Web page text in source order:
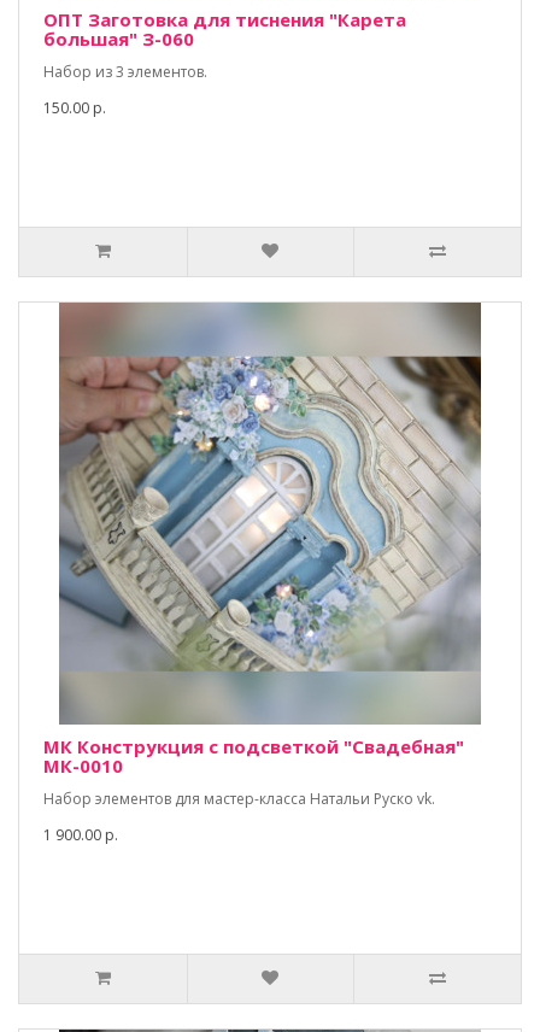
ОПТ Заготовка для тиснения "Карета
большая" З-060
Набор из 3 элементов.
150.00 р.
МК Конструкция с подсветкой "Свадебная"
МК-0010
Набор элементов для мастер-класса Натальи Руско vk.
1 900.00 р.